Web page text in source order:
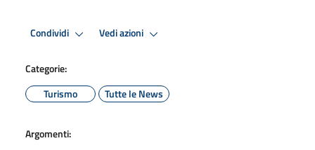
Condividi Vedi azioni
Categorie:
Turismo
Tutte le News
Argomenti: